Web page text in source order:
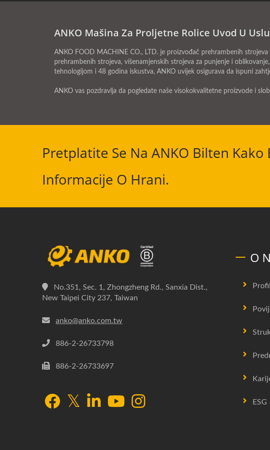
ANKO Mašina Za Proljetne Rolice Uvod U
ANKO FOOD MACHINE CO., LTD. je proizvođač prehrambenih
prehrambenih strojeva, višenamjenskih strojeva za punjenje i
tehnologijom i 48 godina iskustva, ANKO uvijek osigurava da ispuni
ANKO vas pozdravlja da pogledate naše visokokvalitetne proizvode i
Pretplatite Se Na ANKO Bilten
Informacije O Hrani.
No.351, Sec. 1, Zhongzheng Rd., Sanxia Dist.,
New Taipei City 237, Taiwan
anko@anko.com.tw
886-2-26733798
886-2-26733697
O
Profil
ESG